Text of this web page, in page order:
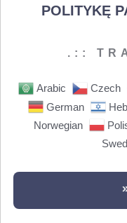
POLITYKĘ
.::
Arabic Czech
German
Norwegian